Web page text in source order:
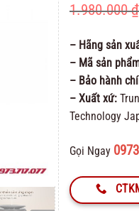
1.980.000₫
– Hãng sản
– Mã sản
– Bảo hành
– Xuất xứ:
Technology
Gọi Ngay